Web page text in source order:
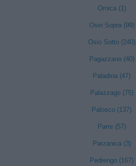
Ornica (1)
Osio Sopra (99)
Osio Sotto (240)
Pagazzano (40)
Paladina (47)
Palazzago (75)
Palosco (137)
Parre (57)
Parzanica (3)
Pedrengo (167)